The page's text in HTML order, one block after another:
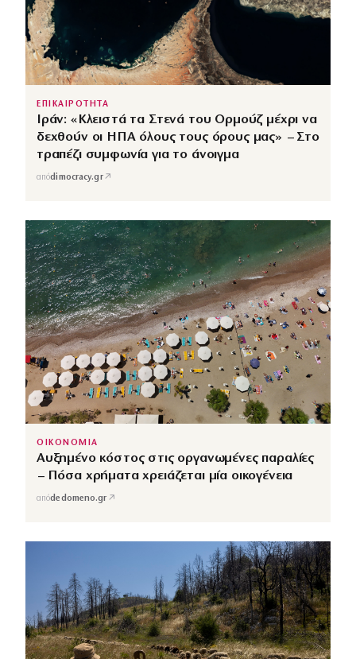
ΕΠΙΚΑΙΡΟΤΗΤΑ
Ιράν: «Κλειστά τα Στενά του Ορμούζ μέχρι να
δεχθούν οι ΗΠΑ όλους τους όρους μας» – Στο
τραπέζι συμφωνία για το άνοιγμα
απόdimocracy.gr↗
ΟΙΚΟΝΟΜΙΑ
Αυξημένο κόστος στις οργανωμένες παραλίες
– Πόσα χρήματα χρειάζεται μία οικογένεια
απόdedomeno.gr ↗